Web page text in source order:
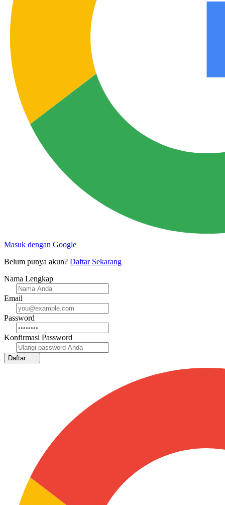
Masuk dengan Google
Belum punya akun? Daftar Sekarang
Nama Lengkap
Email
Password
Konfirmasi Password
Daftar